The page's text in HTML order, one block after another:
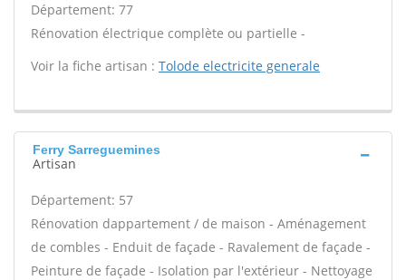
Département: 77
Rénovation électrique complète ou partielle -
Voir la fiche artisan : Tolode electricite generale
Ferry Sarreguemines
Artisan
Département: 57
Rénovation dappartement / de maison - Aménagement
de combles - Enduit de façade - Ravalement de façade -
Peinture de façade - Isolation par l'extérieur - Nettoyage